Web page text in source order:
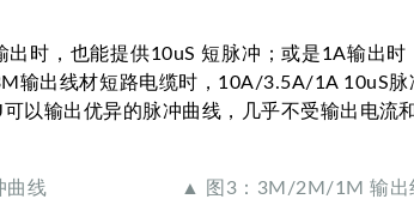
时，也能提供10uS 短脉冲；或是1A输出时
输出线材短路电缆时，10A/3.5A/1A 10uS
输出优异的脉冲曲线，几乎不受输出电流
曲线 ▲ 图3：3M/2M/1M 输出